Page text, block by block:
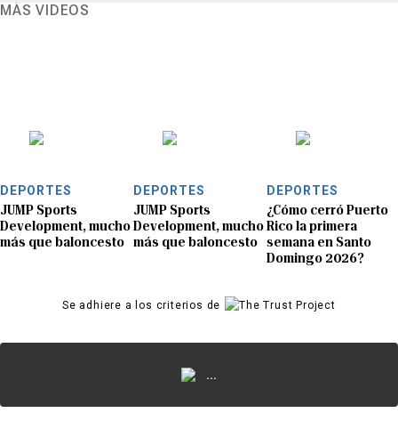
MÁS VIDEOS
DEPORTES
JUMP Sports
Development, mucho
más que baloncesto
DEPORTES
JUMP Sports
Development, mucho
más que baloncesto
DEPORTES
¿Cómo cerró Puerto
Rico la primera
semana en Santo
Domingo 2026?
Se adhiere a los criterios de
...